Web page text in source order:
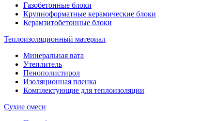
Газобетонные блоки
Крупноформатные керамические блоки
Керамзитобетонные блоки
Теплоизоляционный материал
Минеральная вата
Утеплитель
Пенополистирол
Изоляционная пленка
Комплектующие для теплоизоляции
Сухие смеси